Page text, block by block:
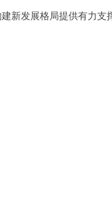
新发展格局提供有力支